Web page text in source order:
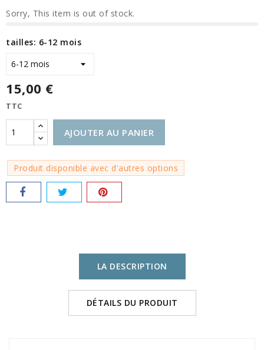
Sorry, This item is out of stock.
tailles: 6-12 mois
15,00 €
TTC
AJOUTER AU PANIER
Produit disponible avec d'autres options
LA DESCRIPTION
DÉTAILS DU PRODUIT